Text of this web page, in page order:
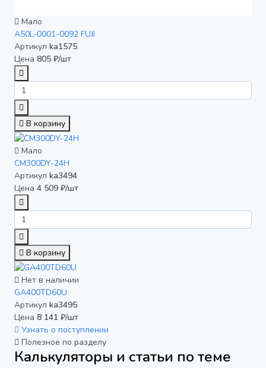
Мало
A50L-0001-0092 FUJI
Артикул ka1575
Цена 805 ₽/шт
В корзину
Мало
CM300DY-24H
Артикул ka3494
Цена 4 509 ₽/шт
В корзину
Нет в наличии
GA400TD60U
Артикул ka3495
Цена 8 141 ₽/шт
Узнать о поступлении
Полезное по разделу
Калькуляторы и статьи по теме